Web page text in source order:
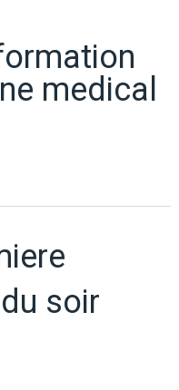
medical
soir